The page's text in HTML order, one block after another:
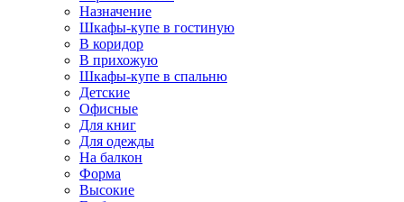
Назначение
Шкафы-купе в гостиную
В коридор
В прихожую
Шкафы-купе в спальню
Детские
Офисные
Для книг
Для одежды
На балкон
Форма
Высокие